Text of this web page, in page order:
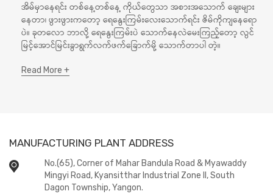
အိမ်မှာနေရင်း တစ်နေ့တစ်နေ့ ကိုယ်တွေသာ အစားအသောက် ချေးများ
နေတာ၊ ဖွားဖွားကတော့ ရေနွေးကြမ်းလေးသောက်ရင်း ဇိမ်ကိုကျနေရော
ပဲ။ ခုတလော ဘာလို့ ရေနွေးကြမ်းပဲ သောက်နေလဲမေးကြည့်တော့ လွင်
မြင့်အောင်မြင်းခွာရွက်လက်ဖက်ခြောက်မို့ သောက်တာပါ တဲ့။
Read More +
MANUFACTURING PLANT ADDRESS
No.(65), Corner of Mahar Bandula Road & Myawaddy
Mingyi Road, Kyansitthar Industrial Zone II, South
Dagon Township, Yangon.